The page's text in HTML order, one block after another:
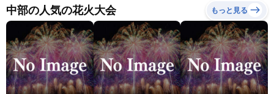
LiVE〉
中部の人気の花火大会 もっと見る